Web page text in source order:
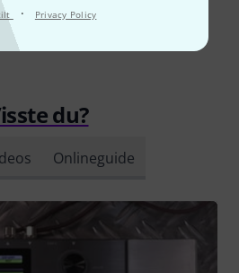
· Privacy Policy
alla recensioner
du?
Onlineguide